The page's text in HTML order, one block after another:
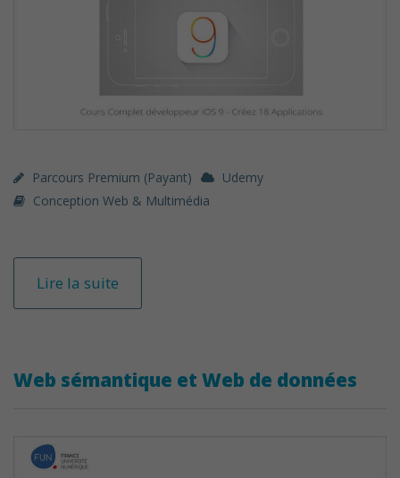
Parcours Premium (payant)
Udemy
Conception Web & Multimédia
Lire la suite
Web sémantique et Web de données